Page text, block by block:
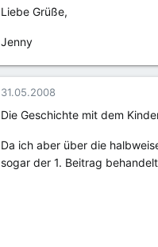
Liebe Grüße,
Jenny
31.05.2008
Die Geschichte mit dem
Da ich aber über die
sogar der 1. Beitrag